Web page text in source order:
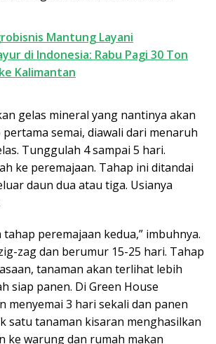
Mantung Layani
di Indonesia: Rabu Pagi 30 Ton
Kalimantan
gelas mineral yang nantinya akan
semai, diawali dari menaruh
Tunggulah 4 sampai 5 hari.
ke peremajaan. Tahap ini ditandai
daun dua atau tiga. Usianya
tahap peremajaan kedua,” imbuhnya.
zag dan berumur 15-25 hari. Tahap
tanaman akan terlihat lebih
siap panen. Di Green House
menyemai 3 hari sekali dan panen
satu tanaman kisaran menghasilkan
ke warung dan rumah makan